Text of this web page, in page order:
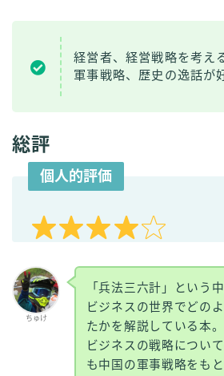
経営者、経営戦略を考え
軍事戦略、歴史の逸話が
総評
個人的評価
ちゅけ
「兵法三六計」という
ビジネスの世界でどの
たかを解説している本。
ビジネスの戦略につい
も中国の軍事戦略をも